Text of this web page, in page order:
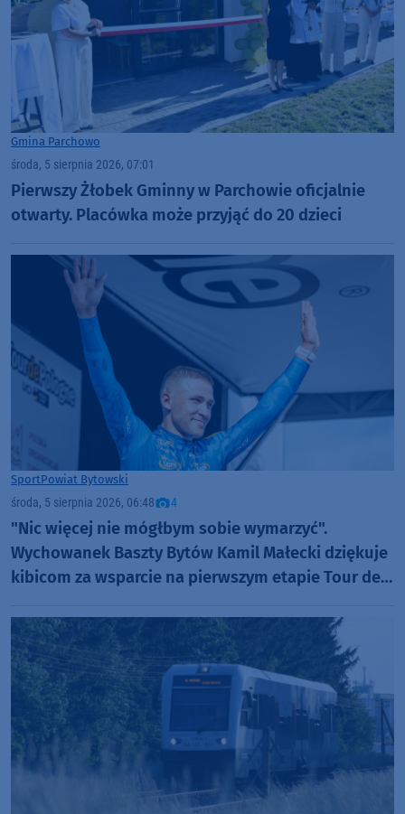
Gmina Parchowo
środa, 5 sierpnia 2026, 07:01
Pierwszy Żłobek Gminny w Parchowie oficjalnie
otwarty. Placówka może przyjąć do 20 dzieci
SportPowiat Bytowski
środa, 5 sierpnia 2026, 06:48 4
"Nic więcej nie mógłbym sobie wymarzyć".
Wychowanek Baszty Bytów Kamil Małecki dziękuje
kibicom za wsparcie na pierwszym etapie Tour de